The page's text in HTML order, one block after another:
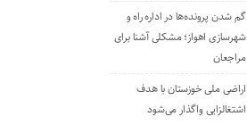
گم شدن پرونده‌ها در اداره راه و
شهرسازی اهواز؛ مشکلی آشنا برای
مراجعان
اراضی ملی خوزستان با هدف
اشتغالزایی واگذار می‌شود